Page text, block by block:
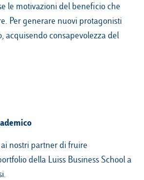
le motivazioni del beneficio che
Per generare nuovi protagonisti
acquisendo consapevolezza del
nostri partner di fruire
della Luiss Business School a